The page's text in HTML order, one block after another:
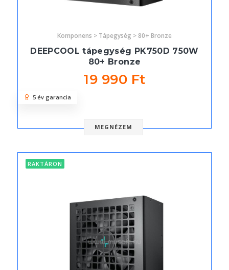
Komponens > Tápegység > 80+ Bronze
DEEPCOOL tápegység PK750D 750W
80+ Bronze
19 990 Ft
MEGNÉZEM
5 év garancia
RAKTÁRON